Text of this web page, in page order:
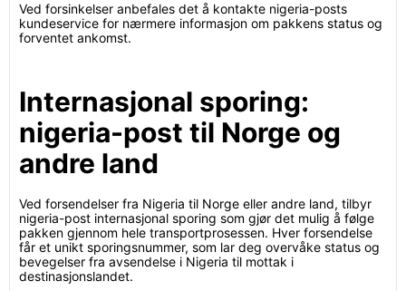
Ved forsinkelser anbefales det å kontakte nigeria-posts
kundeservice for nærmere informasjon om pakkens status og
forventet ankomst.
Internasjonal sporing:
nigeria-post til Norge og
andre land
Ved forsendelser fra Nigeria til Norge eller andre land, tilbyr
nigeria-post internasjonal sporing som gjør det mulig å følge
pakken gjennom hele transportprosessen. Hver forsendelse
får et unikt sporingsnummer, som lar deg overvåke status og
bevegelser fra avsendelse i Nigeria til mottak i
destinasjonslandet.